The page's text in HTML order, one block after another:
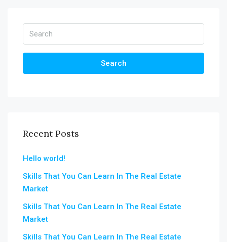
Search
Recent Posts
Hello world!
Skills That You Can Learn In The Real Estate
Market
Skills That You Can Learn In The Real Estate
Market
Skills That You Can Learn In The Real Estate